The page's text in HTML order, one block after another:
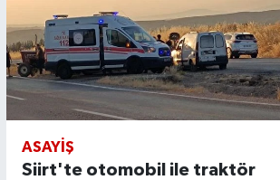
ASAYIŞ
Siirt'te otomobil ile traktör